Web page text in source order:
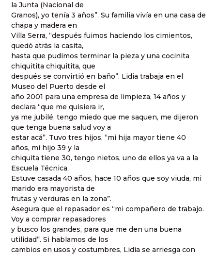
la Junta (Nacional de
Granos), yo tenía 3 años”. Su familia vivía en una casa de
chapa y madera en
Villa Serra, “después fuimos haciendo los cimientos,
quedó atrás la casita,
hasta que pudimos terminar la pieza y una cocinita
chiquitita chiquitita, que
después se convirtió en baño”. Lidia trabaja en el
Museo del Puerto desde el
año 2001 para una empresa de limpieza, 14 años y
declara “que me quisiera ir,
ya me jubilé, tengo miedo que me saquen, me dijeron
que tenga buena salud voy a
estar acá”. Tuvo tres hijos, “mi hija mayor tiene 40
años, mi hijo 39 y la
chiquita tiene 30, tengo nietos, uno de ellos ya va a la
Escuela Técnica.
Estuve casada 40 años, hace 10 años que soy viuda, mi
marido era mayorista de
frutas y verduras en la zona”.
Asegura que el repasador es “mi compañero de trabajo.
Voy a comprar repasadores
y busco los grandes, para que me den una buena
utilidad”. Si hablamos de los
cambios en usos y costumbres, Lidia se arriesga con